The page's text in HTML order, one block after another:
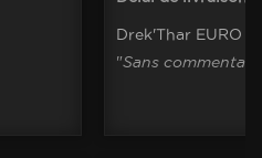
Drek'Thar EURO -
"Sans